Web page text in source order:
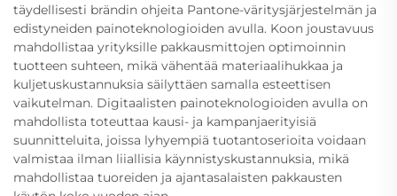
täydellisesti brändin ohjeita Pantone-väritysjärjestelmän ja
edistyneiden painoteknologioiden avulla. Koon joustavuus
mahdollistaa yrityksille pakkausmittojen optimoinnin
tuotteen suhteen, mikä vähentää materiaalihukkaa ja
kuljetuskustannuksia säilyttäen samalla esteettisen
vaikutelman. Digitaalisten painoteknologioiden avulla on
mahdollista toteuttaa kausi- ja kampanjaerityisiä
suunnitteluita, joissa lyhyempiä tuotantoserioita voidaan
valmistaa ilman liiallisia käynnistyskustannuksia, mikä
mahdollistaa tuoreiden ja ajantasalaisten pakkausten